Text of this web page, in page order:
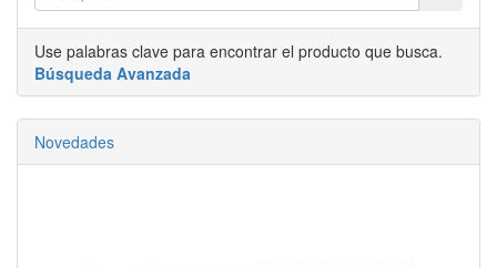
Use palabras clave para encontrar el producto que busca.
Búsqueda Avanzada
Novedades